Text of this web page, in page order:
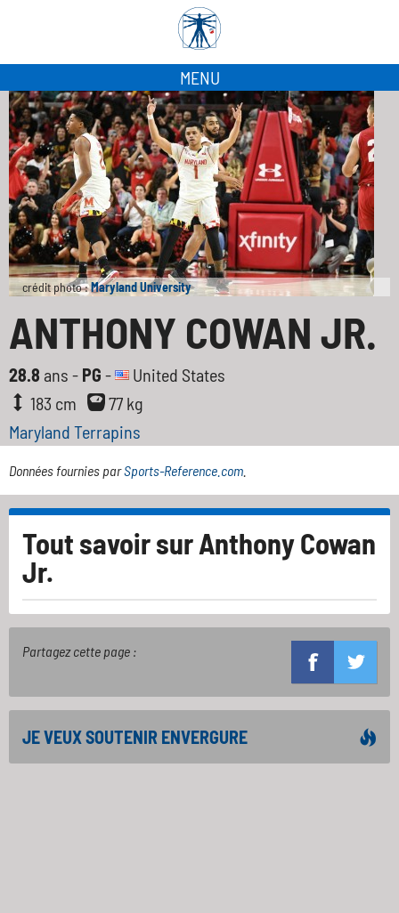
MENU
crédit photo :Maryland University
ANTHONY COWAN JR.
28.8 ans - PG -
United States
183 cm
77 kg
Maryland Terrapins
Données fournies parSports-Reference.com
Tout savoir surAnthony Cowan
Jr.
Partagez cette page :
JE VEUX SOUTENIR ENVERGURE